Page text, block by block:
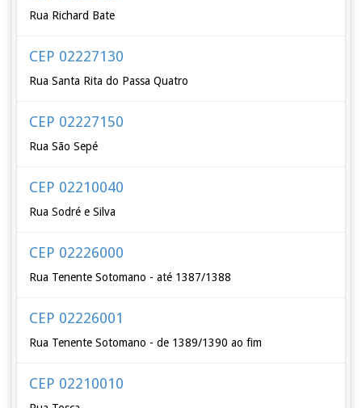
Rua Richard Bate
CEP 02227130
Rua Santa Rita do Passa Quatro
CEP 02227150
Rua São Sepé
CEP 02210040
Rua Sodré e Silva
CEP 02226000
Rua Tenente Sotomano - até 1387/1388
CEP 02226001
Rua Tenente Sotomano - de 1389/1390 ao fim
CEP 02210010